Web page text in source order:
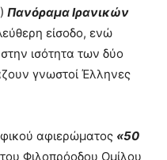
Πανόραμα Ιρανικών
είσοδο, ενώ
ισότητα των δύο
γνωστοί Έλληνες
αφιερώματος «50
Φιλοπρόοδου Ομίλου